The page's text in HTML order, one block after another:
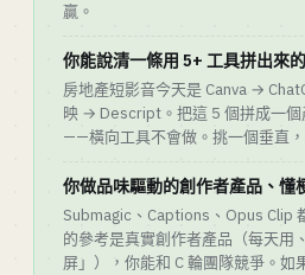
贏。
你能說清一條用 5+ 工具拼出來
房地產短影音今天是 Canva →
映 → Descript。把這 5 個拼成一
——橫向工具不會做。挑一個垂直
你做品味驅動的創作者產品、懂
Submagic、Captions、Opus Clip
的參考是真實創作者產品（每天用
屏」），你能和 C 輪團隊競爭。如